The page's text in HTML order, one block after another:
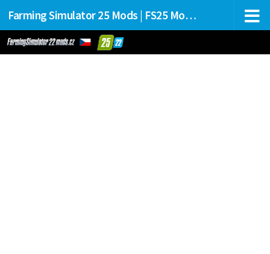
Farming Simulator 25 Mods | FS25 Mods Stahování